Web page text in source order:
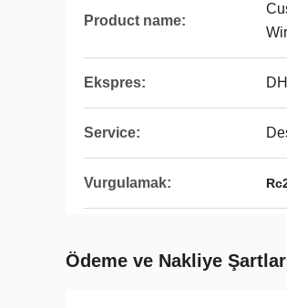
Product name:
Ekspres:
Service:
Vurgulamak:
Ödeme ve Nakliye